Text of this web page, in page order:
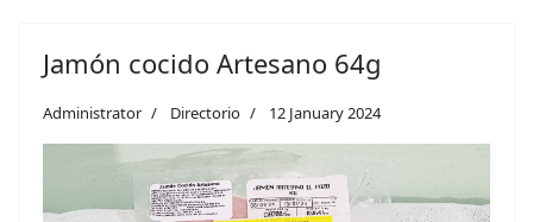
Jamón cocido Artesano 64g
Administrator Directorio 12 January 2024